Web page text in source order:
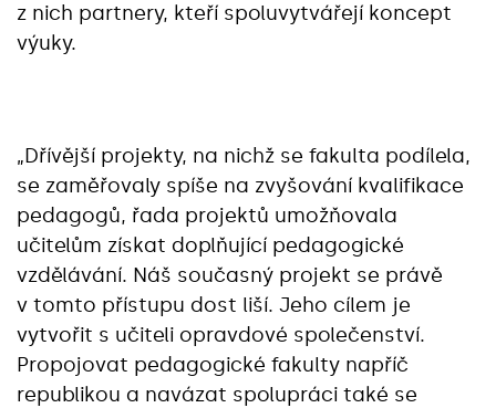
z nich partnery, kteří spoluvytvářejí koncept
výuky.
„Dřívější projekty, na nichž se fakulta podílela,
se zaměřovaly spíše na zvyšování kvalifikace
pedagogů, řada projektů umožňovala
učitelům získat doplňující pedagogické
vzdělávání. Náš současný projekt se právě
v tomto přístupu dost liší. Jeho cílem je
vytvořit s učiteli opravdové společenství.
Propojovat pedagogické fakulty napříč
republikou a navázat spolupráci také se